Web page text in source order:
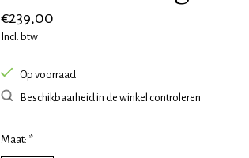
€239,00
Incl. btw
Op voorraad
Beschikbaarheid in de winkel controleren
Maat: *